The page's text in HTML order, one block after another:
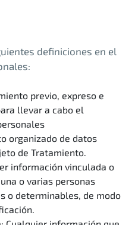
definiciones en el
previo, expreso e
llevar a cabo el
organizado de datos
de Tratamiento.
información vinculada o
o varias personas
o determinables, de modo